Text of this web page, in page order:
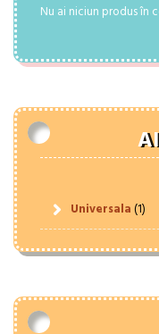
Nu ai niciun produs în
Universala(1)